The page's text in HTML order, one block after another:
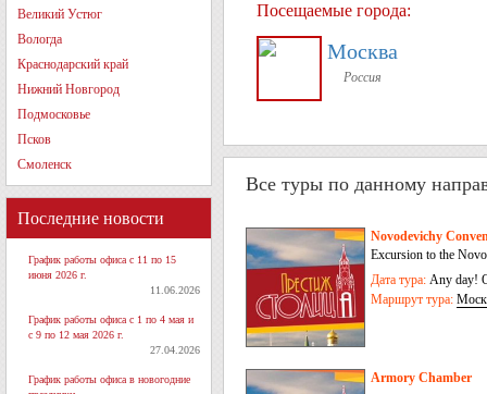
Великий Устюг
Вологда
Краснодарский край
Нижний Новгород
Подмосковье
Псков
Смоленск
Последние новости
График работы офиса с 11 по 15
июня 2026 г.
11.06.2026
График работы офиса с 1 по 4 мая и
с 9 по 12 мая 2026 г.
27.04.2026
График работы офиса в новогодние
Посещаемые города:
Москва
Россия
Все туры по данному
Novodevichy
Excursion to the
Дата тура: Any day!
Маршрут тура:
Armory Chamber